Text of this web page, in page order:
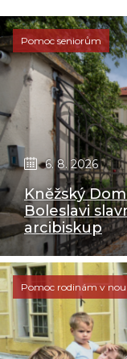
Pomoc seniorům
6. 8. 2026
Kněžský
Boleslavi
arcibiskup
Pomoc rodinám v